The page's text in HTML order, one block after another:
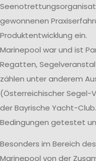
gewonnenen
Produktentwicklung ein.
Marinepool war und ist
Regatten,
zählen unter anderem
(Österreichischer Segel-
der Bayrische Yacht-
Bedingungen getestet
Besonders im Bereich
Marinepool von der